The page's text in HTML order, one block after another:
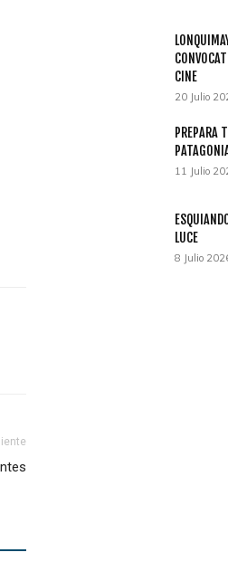
CINE
20 Julio
PREPARA
11 Julio
LUCE
8 Julio